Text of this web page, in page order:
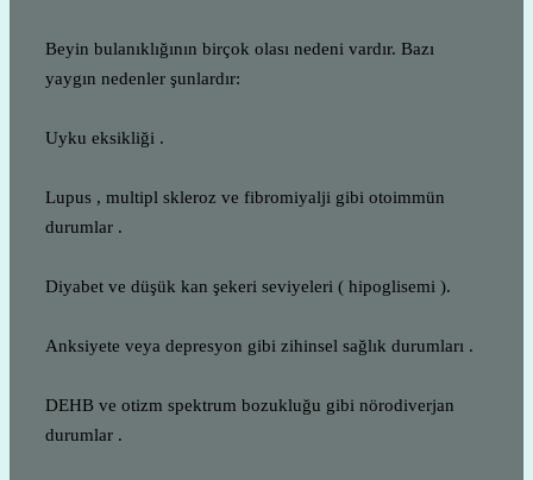
Beyin bulanıklığının birçok olası nedeni vardır. Bazı
yaygın nedenler şunlardır:
Uyku eksikliği .
Lupus , multipl skleroz ve fibromiyalji gibi otoimmün
durumlar .
Diyabet ve düşük kan şekeri seviyeleri ( hipoglisemi ).
Anksiyete veya depresyon gibi zihinsel sağlık durumları .
DEHB ve otizm spektrum bozukluğu gibi nörodiverjan
durumlar .